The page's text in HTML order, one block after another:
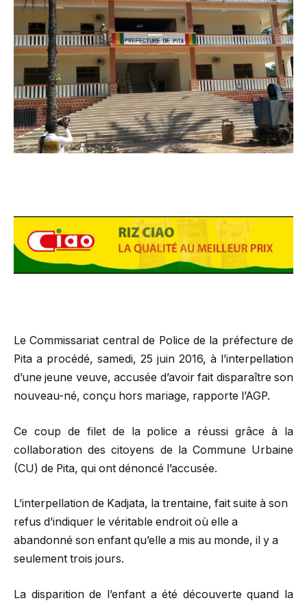
Le Commissariat central de Police de la préfecture de
Pita a procédé, samedi, 25 juin 2016, à l’interpellation
d’une jeune veuve, accusée d’avoir fait disparaître son
nouveau-né, conçu hors mariage, rapporte l’AGP.
Ce coup de filet de la police a réussi grâce à la
collaboration des citoyens de la Commune Urbaine
(CU) de Pita, qui ont dénoncé l’accusée.
L’interpellation de Kadjata, la trentaine, fait suite à son
refus d’indiquer le véritable endroit où elle a
abandonné son enfant qu’elle a mis au monde, il y a
seulement trois jours.
La disparition de l’enfant a été découverte quand la